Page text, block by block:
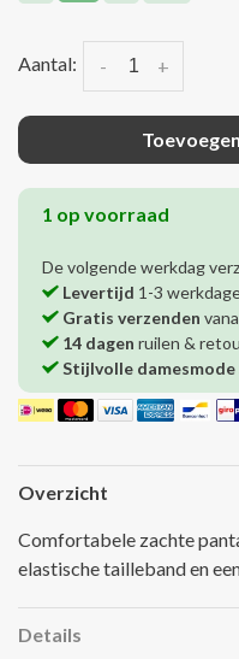
Aantal: +
-
1 op voorraad
De volgende werkdag
Levertijd 1-3
Gratis verzenden
14 dagen ruilen &
Stijlvolle damesmode
Overzicht
Comfortabele zachte
elastische tailleband en
Details